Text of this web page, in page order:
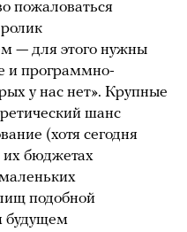
пожаловаться
— для этого нужны
и программно-
у нас нет». Крупные
шанс
(хотя сегодня
их бюджетах
подобной
будущем